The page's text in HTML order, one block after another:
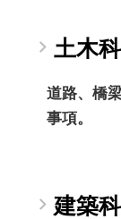
土木科
道路、橋
事項。
建築科